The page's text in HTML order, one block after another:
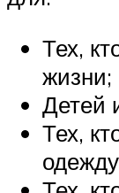
Тех,
жизни;
Детей
Тех,